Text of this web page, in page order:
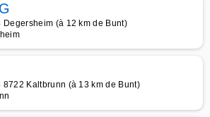
Degersheim (à 12 km de Bunt)
Kaltbrunn (à 13 km de Bunt)